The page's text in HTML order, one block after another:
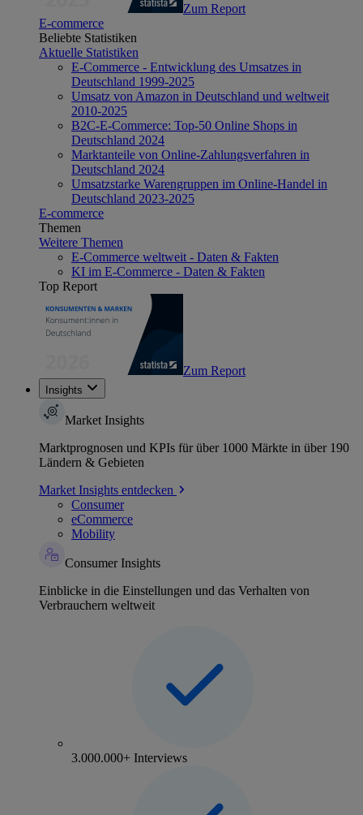
Zum Report
E-commerce
Beliebte Statistiken
Aktuelle Statistiken
E-Commerce - Entwicklung des Umsatzes in
Deutschland 1999-2025
Umsatz von Amazon in Deutschland und weltweit
2010-2025
B2C-E-Commerce: Top-50 Online Shops in
Deutschland 2024
Marktanteile von Online-Zahlungsverfahren in
Deutschland 2024
Umsatzstarke Warengruppen im Online-Handel in
Deutschland 2023-2025
E-commerce
Themen
Weitere Themen
E-Commerce weltweit - Daten & Fakten
KI im E-Commerce - Daten & Fakten
Top Report
Zum Report
Insights
Market Insights
Marktprognosen und KPIs für über 1000 Märkte in über 190
Ländern & Gebieten
Market Insights entdecken
Consumer
eCommerce
Mobility
Consumer Insights
Einblicke in die Einstellungen und das Verhalten von
Verbrauchern weltweit
3.000.000+ Interviews